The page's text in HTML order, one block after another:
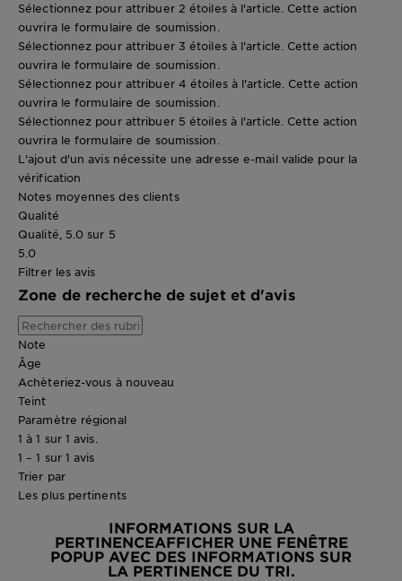
Sélectionnez pour attribuer 2 étoiles à l'article. Cette action
ouvrira le formulaire de soumission.
Sélectionnez pour attribuer 3 étoiles à l'article. Cette action
ouvrira le formulaire de soumission.
Sélectionnez pour attribuer 4 étoiles à l'article. Cette action
ouvrira le formulaire de soumission.
Sélectionnez pour attribuer 5 étoiles à l'article. Cette action
ouvrira le formulaire de soumission.
L'ajout d'un avis nécessite une adresse e-mail valide pour la
vérification
Notes moyennes des clients
Qualité
Qualité, 5.0 sur 5
5.0
Filtrer les avis
Zone de recherche de sujet et d'avis
Note
Âge
Achèteriez-vous à nouveau
Teint
Paramètre régional
1 à 1 sur 1 avis.
1 – 1 sur 1 avis
Trier par
Les plus pertinents
INFORMATIONS SUR LA
PERTINENCEAFFICHER UNE FENÊTRE
POPUP AVEC DES INFORMATIONS SUR
LA PERTINENCE DU TRI.